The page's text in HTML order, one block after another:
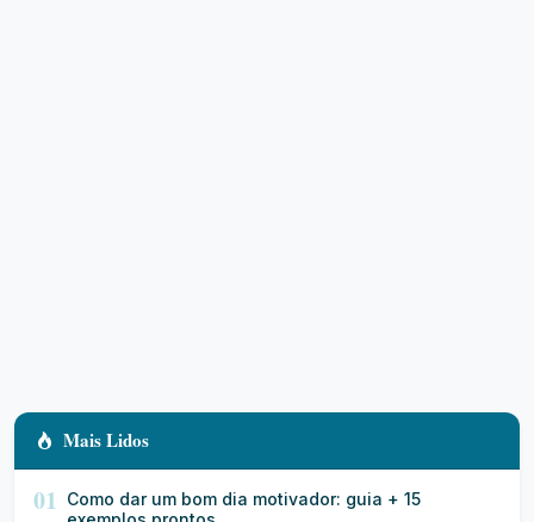
Mais Lidos
01 Como dar um bom dia motivador: guia + 15